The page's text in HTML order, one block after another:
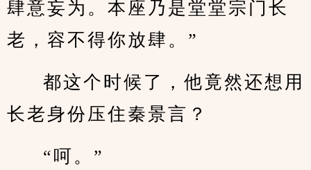
肆意妄为。本座乃是堂堂宗门长
老，容不得你放肆。”
都这个时候了，他竟然还想用
长老身份压住秦景言？
“呵。”